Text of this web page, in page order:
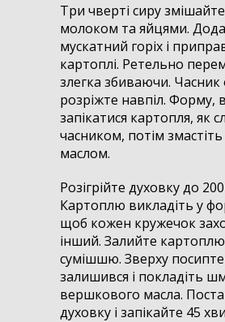
Три чверті сиру
молоком та яйцями.
мускатний горіх і
картоплі. Ретельно
злегка збиваючи. Часник
розріжте навпіл. Форму,
запікатися картопля, як
часником, потім
маслом.
Розігрійте духовку до 200
Картоплю викладіть у
щоб кожен кружечок
інший. Залийте
сумішшю. Зверху
залишився і покладіть
вершкового масла.
духовку і запікайте 45